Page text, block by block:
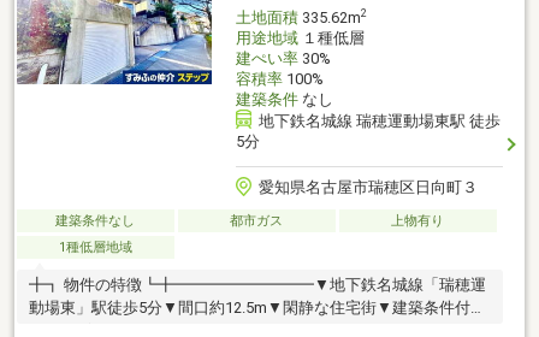
土地面積335.62m2
用途地域１種低層
建ぺい率30%
容積率100%
建築条件なし
地下鉄名城線 瑞穂運動場東駅 徒歩
5分
愛知県名古屋市瑞穂区日向町３
建築条件なし 都市ガス
上物有り
1種低層地域
╋┓ 物件の特徴┗╋━━━━━━━━━▼地下鉄名城線「瑞穂運
動場東」駅徒歩5分▼間口約12.5m▼閑静な住宅街▼建築条件付き